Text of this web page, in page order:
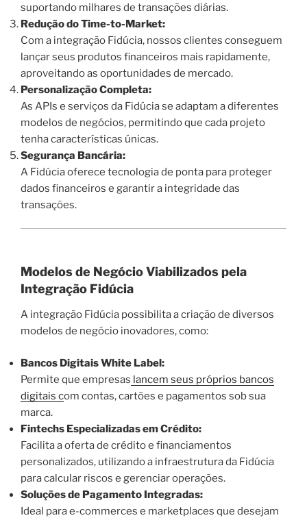
suportando milhares de transações diárias.
Redução do Time-to-Market:
Com a integração Fidúcia, nossos clientes conseguem
lançar seus produtos financeiros mais rapidamente,
aproveitando as oportunidades de mercado.
Personalização Completa:
As APIs e serviços da Fidúcia se adaptam a diferentes
modelos de negócios, permitindo que cada projeto
tenha características únicas.
Segurança Bancária:
A Fidúcia oferece tecnologia de ponta para proteger
dados financeiros e garantir a integridade das
transações.
Modelos de Negócio Viabilizados pela
Integração Fidúcia
A integração Fidúcia possibilita a criação de diversos
modelos de negócio inovadores, como:
Bancos Digitais White Label:
Permite que empresas lancem seus próprios bancos
digitais com contas, cartões e pagamentos sob sua
marca.
Fintechs Especializadas em Crédito:
Facilita a oferta de crédito e financiamentos
personalizados, utilizando a infraestrutura da Fidúcia
para calcular riscos e gerenciar operações.
Soluções de Pagamento Integradas:
Ideal para e-commerces e marketplaces que desejam